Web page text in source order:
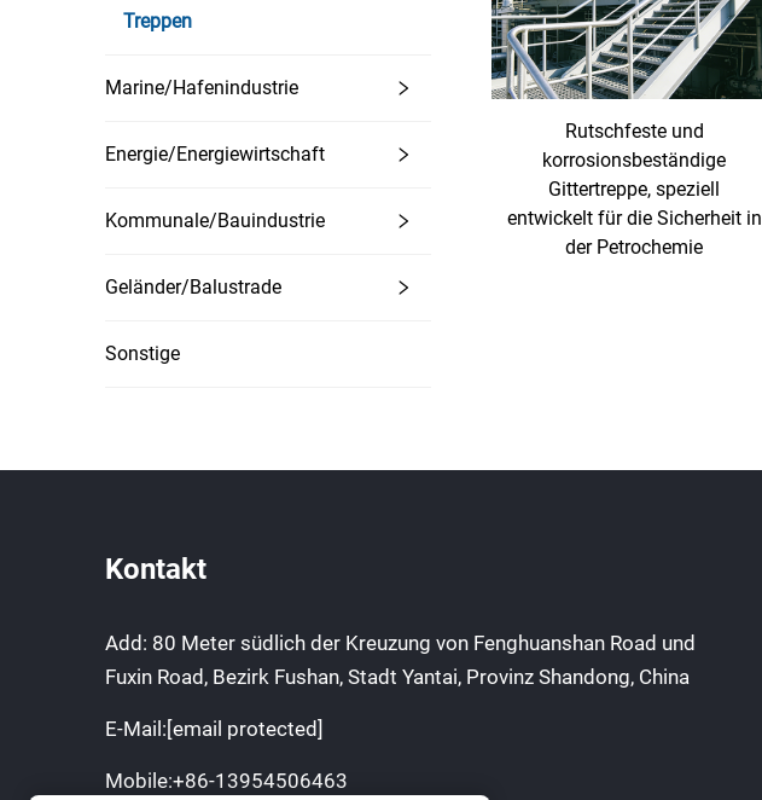
Treppen
Marine/Hafenindustrie
Energie/Energiewirtschaft
Kommunale/Bauindustrie
Geländer/Balustrade
Sonstige
Rutschfeste und
korrosionsbeständige
Gittertreppe, speziell
entwickelt für die Sicherheit in
der Petrochemie
Kontakt
Add: 80 Meter südlich der Kreuzung von Fenghuanshan Road und
Fuxin Road, Bezirk Fushan, Stadt Yantai, Provinz Shandong, China
E-Mail: [email protected]
Mobile:+86-13954506463